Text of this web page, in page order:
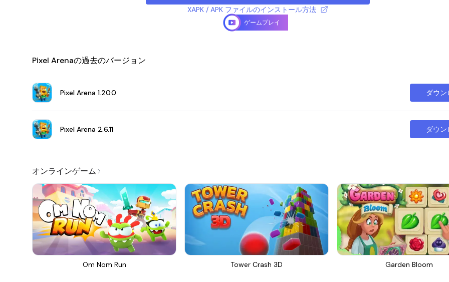
XAPK / APK ファイルのインストール方法
ゲームプレイ
Pixel Arenaの過去のバージョン
Pixel Arena 1.20.0 ダウン
Pixel Arena 2.6.11 ダウン
オンラインゲーム
Om Nom Run Tower Crash 3D Garden Bloom